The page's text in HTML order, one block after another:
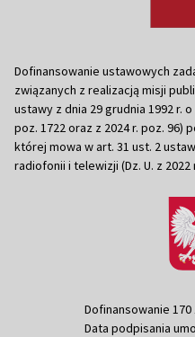
Dofinansowanie ustawowych
związanych z realizacją misji
ustawy z dnia 29 grudnia 1992 r.
poz. 1722 oraz z 2024 r. poz.
której mowa w art. 31 ust. 2
radiofonii i telewizji (Dz. U. z 2022
Dofinansowanie 170
Data podpisania